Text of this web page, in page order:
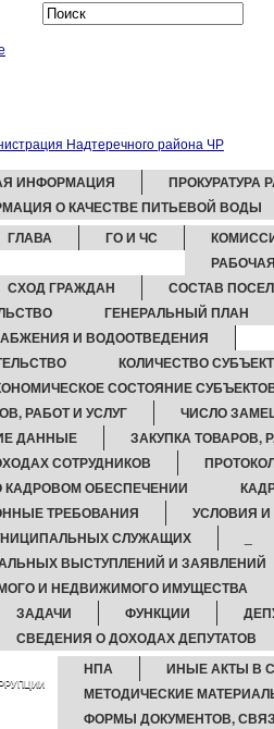
ИНФОРМАЦИЯ ПРОКУРАТУРА
О КАЧЕСТВЕ ПИТЬЕВОЙ ВОДЫ
ГЛАВА ГО И ЧС
СХОД ГРАЖДАН
СОСТАВ
ГЕНЕРАЛЬНЫЙ ПЛАН
И ВОДООТВЕДЕНИЯ
КОЛИЧЕСТВО
СОСТОЯНИЕ
РАБОТ И УСЛУГ
ЧИСЛО
ДАННЫЕ
ЗАКУПКА ТОВАРОВ,
СОТРУДНИКОВ
ОБЕСПЕЧЕНИИ
ТРЕБОВАНИЯ
УСЛОВИЯ И
СЛУЖАЩИХ
ВЫСТУПЛЕНИЙ И ЗАЯВЛЕНИЙ
И НЕДВИЖИМОГО ИМУЩЕСТВА
ЗАДАЧИ ФУНКЦИИ
СВЕДЕНИЯ О ДОХОДАХ ДЕПУТАТОВ
НПА ИНЫЕ АКТЫ В
МЕТОДИЧЕСКИЕ
ФОРМЫ ДОКУМЕНТОВ,